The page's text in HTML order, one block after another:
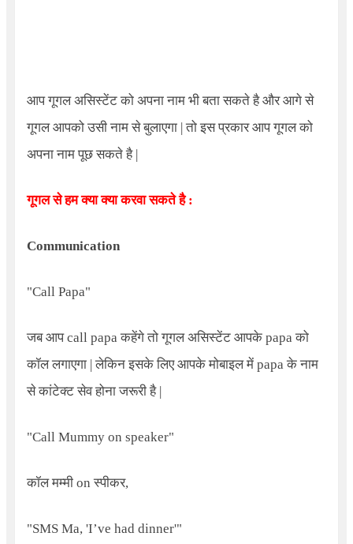
आप गूगल असिस्टेंट को अपना नाम भी बता सकते है और आगे से
गूगल आपको उसी नाम से बुलाएगा | तो इस प्रकार आप गूगल को
अपना नाम पूछ सकते है |
गूगल से हम क्या क्या करवा सकते है :
Communication
"Call Papa"
जब आप call papa कहेंगे तो गूगल असिस्टेंट आपके papa को
कॉल लगाएगा | लेकिन इसके लिए आपके मोबाइल में papa के नाम
से कांटेक्ट सेव होना जरूरी है |
"Call Mummy on speaker"
कॉल मम्मी on स्पीकर,
"SMS Ma, 'I’ve had dinner'"